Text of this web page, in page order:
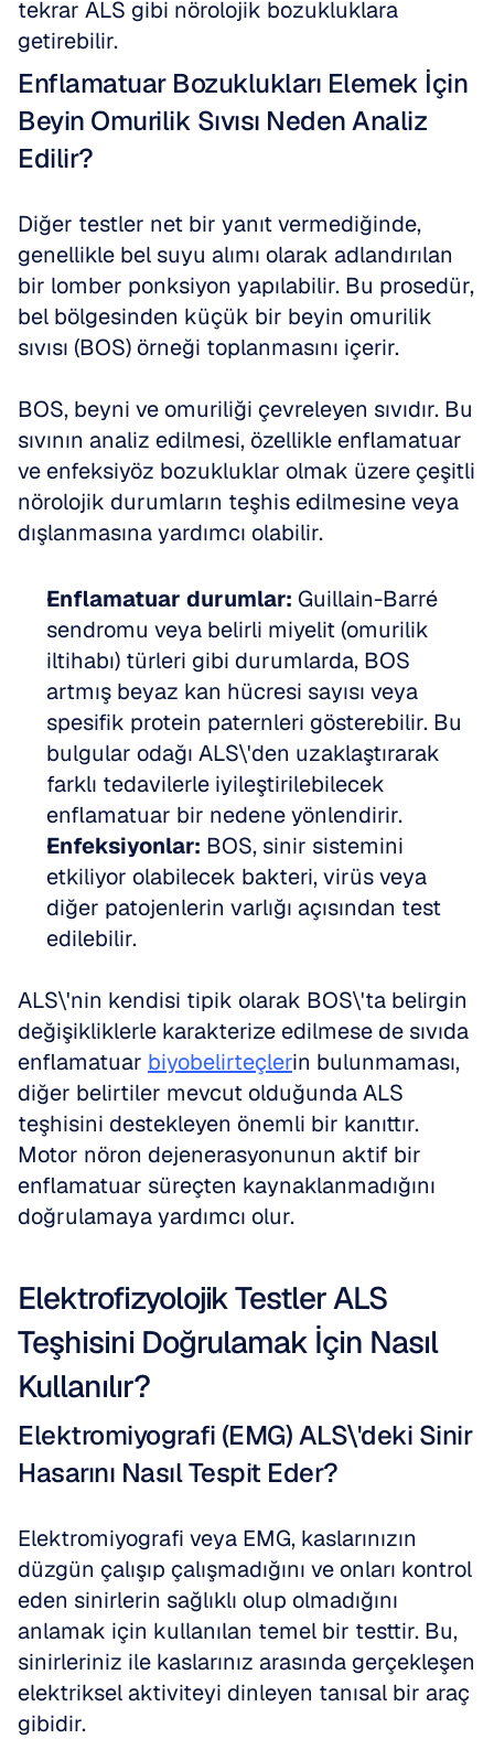
tekrar ALS gibi nörolojik bozukluklara
getirebilir.
Enflamatuar Bozuklukları Elemek İçin
Beyin Omurilik Sıvısı Neden Analiz
Edilir?
Diğer testler net bir yanıt vermediğinde,
genellikle bel suyu alımı olarak adlandırılan
bir lomber ponksiyon yapılabilir. Bu prosedür,
bel bölgesinden küçük bir beyin omurilik
sıvısı (BOS) örneği toplanmasını içerir.
BOS, beyni ve omuriliği çevreleyen sıvıdır. Bu
sıvının analiz edilmesi, özellikle enflamatuar
ve enfeksiyöz bozukluklar olmak üzere çeşitli
nörolojik durumların teşhis edilmesine veya
dışlanmasına yardımcı olabilir.
Enflamatuar durumlar: Guillain-Barré
sendromu veya belirli miyelit (omurilik
iltihabı) türleri gibi durumlarda, BOS
artmış beyaz kan hücresi sayısı veya
spesifik protein paternleri gösterebilir. Bu
bulgular odağı ALS\'den uzaklaştırarak
farklı tedavilerle iyileştirilebilecek
enflamatuar bir nedene yönlendirir.
Enfeksiyonlar: BOS, sinir sistemini
etkiliyor olabilecek bakteri, virüs veya
diğer patojenlerin varlığı açısından test
edilebilir.
ALS\'nin kendisi tipik olarak BOS\'ta belirgin
değişikliklerle karakterize edilmese de sıvıda
enflamatuar biyobelirteçlerin bulunmaması,
diğer belirtiler mevcut olduğunda ALS
teşhisini destekleyen önemli bir kanıttır.
Motor nöron dejenerasyonunun aktif bir
enflamatuar süreçten kaynaklanmadığını
doğrulamaya yardımcı olur.
Elektrofizyolojik Testler ALS
Teşhisini Doğrulamak İçin Nasıl
Kullanılır?
Elektromiyografi (EMG) ALS\'deki Sinir
Hasarını Nasıl Tespit Eder?
Elektromiyografi veya EMG, kaslarınızın
düzgün çalışıp çalışmadığını ve onları kontrol
eden sinirlerin sağlıklı olup olmadığını
anlamak için kullanılan temel bir testtir. Bu,
sinirleriniz ile kaslarınız arasında gerçekleşen
elektriksel aktiviteyi dinleyen tanısal bir araç
gibidir.